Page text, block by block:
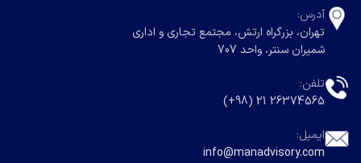
آدرس:
تهران، بزرگراه ارتش، مجتمع تجاری و اداری
شمیران سنتر، واحد 707
تلفن:
26374565 21 (98+)
ایمیل:
info@manadvisory.com